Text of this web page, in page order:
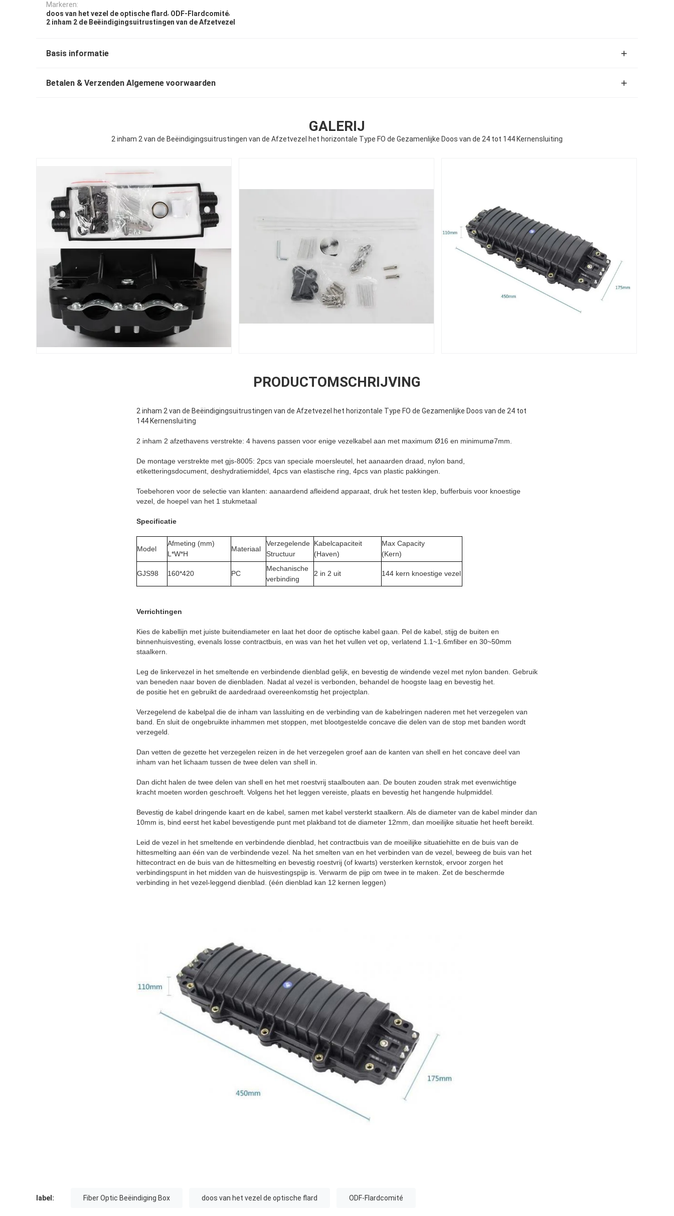
Markeren:
doos van het vezel de optische flard, ODF-Flardcomité,
2 inham 2 de Beëindigingsuitrustingen van de Afzetvezel
Basis informatie
Betalen & Verzenden Algemene voorwaarden
GALERIJ
2 inham 2 van de Beëindigingsuitrustingen van de Afzetvezel het horizontale Type FO de Gezamenlijke Doos van de 24 tot 144 Kernensluiting
PRODUCTOMSCHRIJVING
2 inham 2 van de Beëindigingsuitrustingen van de Afzetvezel het horizontale Type FO de Gezamenlijke Doos van de 24 tot
144 Kernensluiting
2 inham 2 afzethavens verstrekte: 4 havens passen voor enige vezelkabel aan met maximum Ø16 en minimumø7mm.
De montage verstrekte met gjs-8005: 2pcs van speciale moersleutel, het aanaarden draad, nylon band,
etiketteringsdocument, deshydratiemiddel, 4pcs van elastische ring, 4pcs van plastic pakkingen.
Toebehoren voor de selectie van klanten: aanaardend afleidend apparaat, druk het testen klep, bufferbuis voor knoestige
vezel, de hoepel van het 1 stukmetaal
Specificatie
Model
Afmeting (mm)
L*W*H
Materiaal
Verzegelende
Structuur
Kabelcapaciteit
(Haven)
Max Capacity
(Kern)
GJS98 160*420 PC
Mechanische
verbinding
2 in 2 uit 144 kern knoestige vezel
Verrichtingen
Kies de kabellijn met juiste buitendiameter en laat het door de optische kabel gaan. Pel de kabel, stijg de buiten en
binnenhuisvesting, evenals losse contractbuis, en was van het het vullen vet op, verlatend 1.1~1.6mfiber en 30~50mm
staalkern.
Leg de linkervezel in het smeltende en verbindende dienblad gelijk, en bevestig de windende vezel met nylon banden. Gebruik
van beneden naar boven de dienbladen. Nadat al vezel is verbonden, behandel de hoogste laag en bevestig het.
de positie het en gebruikt de aardedraad overeenkomstig het projectplan.
Verzegelend de kabelpal die de inham van lassluiting en de verbinding van de kabelringen naderen met het verzegelen van
band. En sluit de ongebruikte inhammen met stoppen, met blootgestelde concave die delen van de stop met banden wordt
verzegeld.
Dan vetten de gezette het verzegelen reizen in de het verzegelen groef aan de kanten van shell en het concave deel van
inham van het lichaam tussen de twee delen van shell in.
Dan dicht halen de twee delen van shell en het met roestvrij staalbouten aan. De bouten zouden strak met evenwichtige
kracht moeten worden geschroeft. Volgens het het leggen vereiste, plaats en bevestig het hangende hulpmiddel.
Bevestig de kabel dringende kaart en de kabel, samen met kabel versterkt staalkern. Als de diameter van de kabel minder dan
10mm is, bind eerst het kabel bevestigende punt met plakband tot de diameter 12mm, dan moeilijke situatie het heeft bereikt.
Leid de vezel in het smeltende en verbindende dienblad, het contractbuis van de moeilijke situatiehitte en de buis van de
hittesmelting aan één van de verbindende vezel. Na het smelten van en het verbinden van de vezel, beweeg de buis van het
hittecontract en de buis van de hittesmelting en bevestig roestvrij (of kwarts) versterken kernstok, ervoor zorgen het
verbindingspunt in het midden van de huisvestingspijp is. Verwarm de pijp om twee in te maken. Zet de beschermde
verbinding in het vezel-leggend dienblad. (één dienblad kan 12 kernen leggen)
label: Fiber Optic Beëindiging Box doos van het vezel de optische flard ODF-Flardcomité